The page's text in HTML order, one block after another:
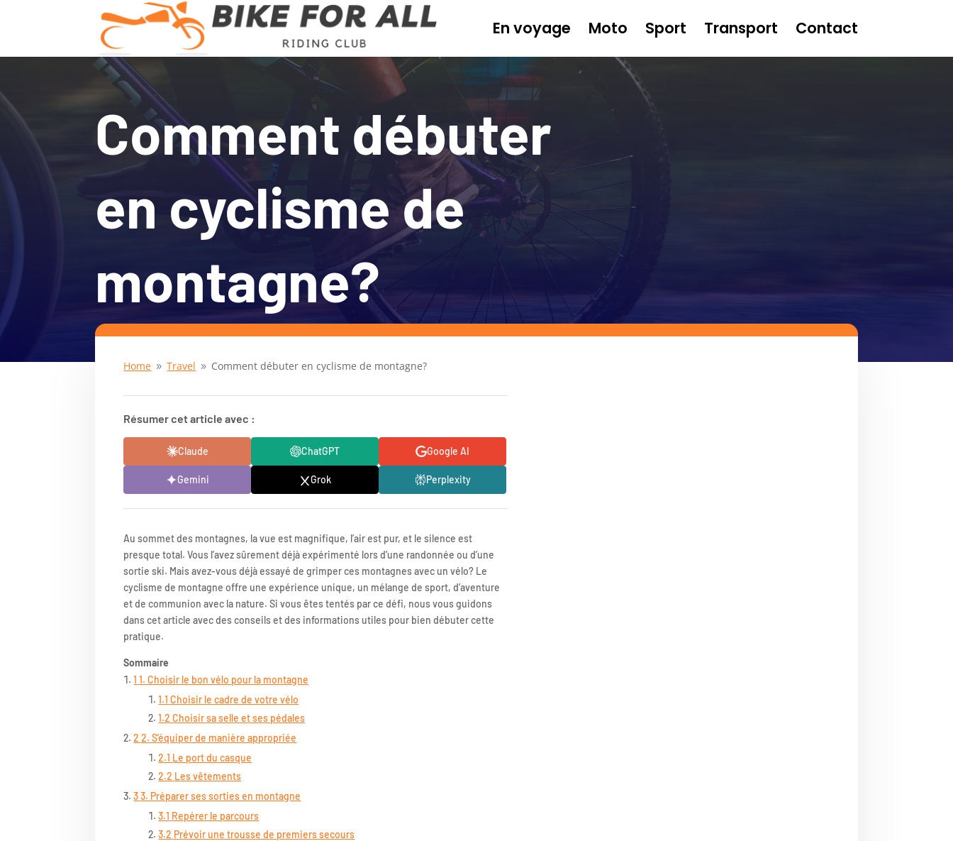
En voyage Moto Sport Transport Contact
Comment débuter
en cyclisme de
montagne?
Home 9 Travel 9 Comment débuter en cyclisme de montagne?
Résumer cet article avec :
Claude ChatGPT Google AI
Gemini Grok Perplexity
Au sommet des montagnes, la vue est magnifique, l’air est pur, et le silence est
presque total. Vous l’avez sûrement déjà expérimenté lors d’une randonnée ou d’une
sortie ski. Mais avez-vous déjà essayé de grimper ces montagnes avec un vélo? Le
cyclisme de montagne offre une expérience unique, un mélange de sport, d’aventure
et de communion avec la nature. Si vous êtes tentés par ce défi, nous vous guidons
dans cet article avec des conseils et des informations utiles pour bien débuter cette
pratique.
Sommaire
1 1. Choisir le bon vélo pour la montagne
1.1 Choisir le cadre de votre vélo
1.2 Choisir sa selle et ses pédales
2 2. S’équiper de manière appropriée
2.1 Le port du casque
2.2 Les vêtements
3 3. Préparer ses sorties en montagne
3.1 Repérer le parcours
3.2 Prévoir une trousse de premiers secours